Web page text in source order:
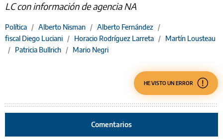
LC con información de agencia NA
Política / Alberto Nisman / Alberto Fernández /
fiscal Diego Luciani / Horacio Rodríguez Larreta / Martín Lousteau
/ Patricia Bullrich / Mario Negri
HE VISTO UN ERROR
Comentarios